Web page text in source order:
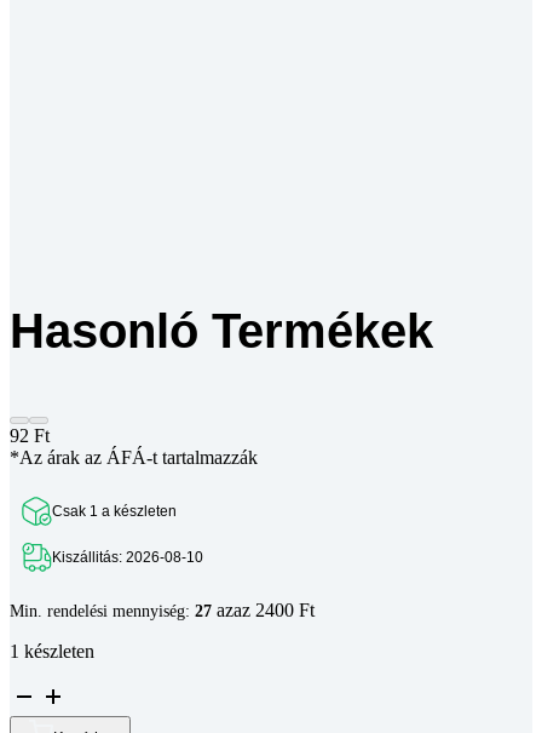
Hasonló Termékek
92 Ft
*Az árak az ÁFÁ-t tartalmazzák
Csak 1 a készleten
Kiszállitás: 2026-08-10
Min. rendelési mennyiség: 27 azaz 2400 Ft
1 készleten
Félgömbfejű
belső